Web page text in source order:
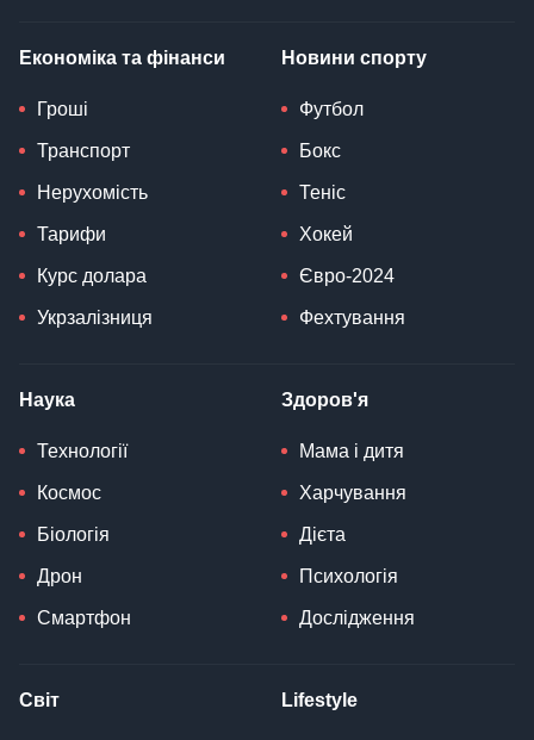
Економіка та фінанси
Гроші
Транспорт
Нерухомість
Тарифи
Курс долара
Укрзалізниця
Новини спорту
Футбол
Бокс
Теніс
Хокей
Євро-2024
Фехтування
Наука
Технології
Космос
Біологія
Дрон
Смартфон
Здоров'я
Мама і дитя
Харчування
Дієта
Психологія
Дослідження
Світ Lifestyle